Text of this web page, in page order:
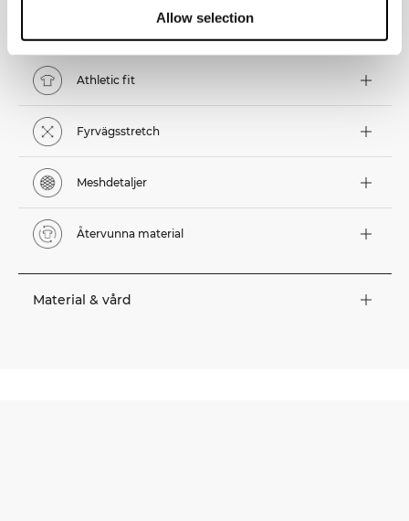
Allow selection
Athletic fit
Fyrvägsstretch
Meshdetaljer
Återvunna material
Material & vård